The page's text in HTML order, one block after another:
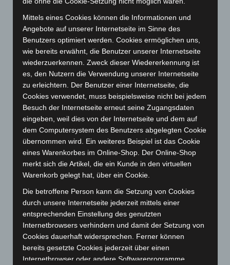
März 2024
(103)
Februar 2024(103)
Januar 2024 (111)
Dezember 2023(130)
November 2023(130)
Oktober 2023(114)
September 2023(133)
August 2023(134)
Juli 2023
(118)
Juni 2023(142)
Mai 2023(139)
(155)
März 2023
(174)
Februar 2023(154)
Januar 2023(140)
Dezember 2022 (130)
November 2022(167)
Mittels eines Cookies können die Informationen und
Angebote auf unserer Internetseite im Sinne des
Benutzers optimiert werden. Cookies ermöglichen uns,
wie bereits erwähnt, die Benutzer unserer Internetseite
wiederzuerkennen. Zweck dieser Wiedererkennung ist
es, den Nutzern die Verwendung unserer Internetseite
zu erleichtern. Der Benutzer einer Internetseite, die
Cookies verwendet, muss beispielsweise nicht bei jedem
Besuch der Internetseite erneut seine Zugangsdaten
eingeben, weil dies von der Internetseite und dem auf
dem Computersystem des Benutzers abgelegten Cookie
übernommen wird. Ein weiteres Beispiel ist das Cookie
eines Warenkorbes im Online-Shop. Der Online-Shop
merkt sich die Artikel, die ein Kunde in den virtuellen
Warenkorb gelegt hat, über ein Cookie.
Die betroffene Person kann die Setzung von Cookies
durch unsere Internetseite jederzeit mittels einer
entsprechenden Einstellung des genutzten
Internetbrowsers verhindern und damit der Setzung von
Cookies dauerhaft widersprechen. Ferner können
bereits gesetzte Cookies jederzeit über einen
Internetbrowser oder andere Softwareprogramme